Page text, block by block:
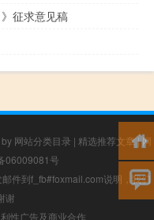
征求意见稿
网站分类目录 | 精选推荐文章|网
06009081号
件到f_fb#foxmail.com说明，我们
谢
性广告及商业合作